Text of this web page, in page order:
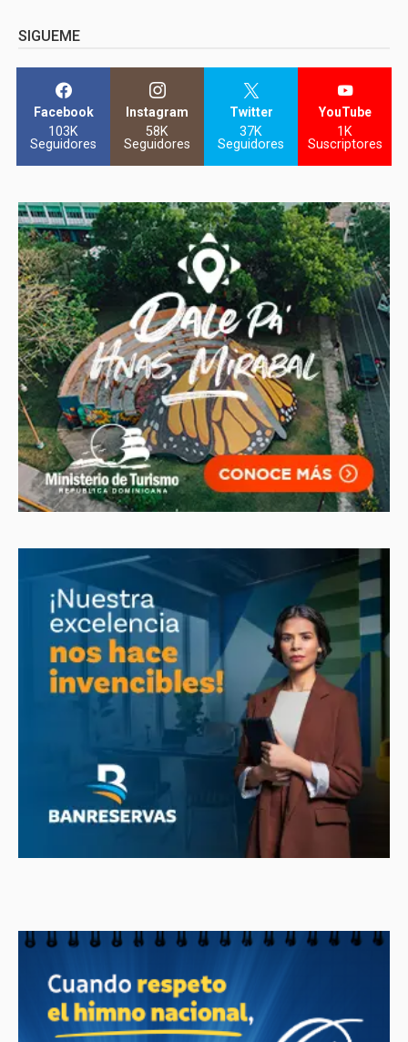
SIGUEME
Facebook
103K
Seguidores
Instagram
58K
Seguidores
Twitter
37K
Seguidores
YouTube
1K
Suscriptores